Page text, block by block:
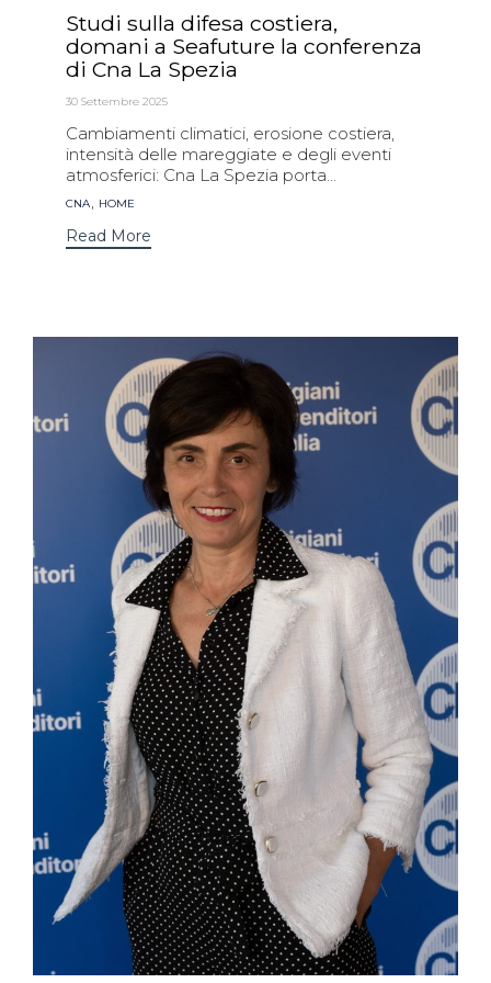
Studi sulla difesa costiera,
domani a Seafuture la conferenza
di Cna La Spezia
30 Settembre 2025
Cambiamenti climatici, erosione costiera,
intensità delle mareggiate e degli eventi
atmosferici: Cna La Spezia porta...
Tags
CNA, HOME
Read More